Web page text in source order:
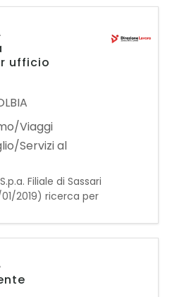
riordino e della
e degli spazi
sita nella
ufficio
Viaggi
Servizi al
Filiale di Sassari
01/2019) ricerca per
un/a
PER
selezionata si
accoglienza,
pubblico,
Requisi